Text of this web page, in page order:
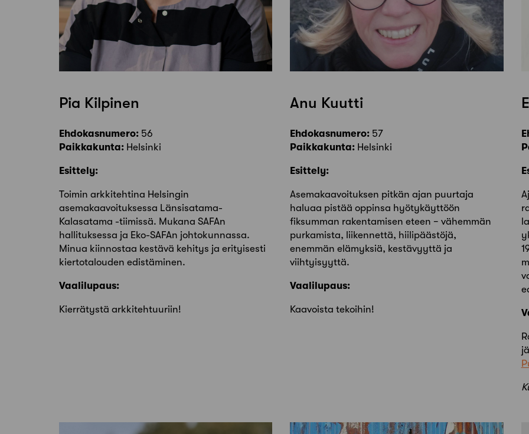
Pia Kilpinen
Ehdokasnumero: 56
Paikkakunta: Helsinki
Esittely:
Toimin arkkitehtina Helsingin
asemakaavoituksessa Länsisatama-
Kalasatama -tiimissä. Mukana SAFAn
hallituksessa ja Eko-SAFAn johtokunnassa.
Minua kiinnostaa kestävä kehitys ja erityisesti
kiertotalouden edistäminen.
Vaalilupaus:
Kierrätystä arkkitehtuuriin!
Anu Kuutti
Ehdokasnumero: 57
Paikkakunta: Helsinki
Esittely:
Asemakaavoituksen pitkän ajan puurtaja
haluaa pistää oppinsa hyötykäyttöön
fiksumman rakentamisen eteen − vähemmän
purkamista, liikennettä, hiilipäästöjä,
enemmän elämyksiä, kestävyyttä ja
viihtyisyyttä.
Vaalilupaus:
Kaavoista tekoihin!